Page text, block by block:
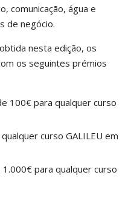
comunicação, água e
de negócio.
nesta edição, os
os seguintes prémios
100€ para qualquer curso
curso GALILEU em
para qualquer curso